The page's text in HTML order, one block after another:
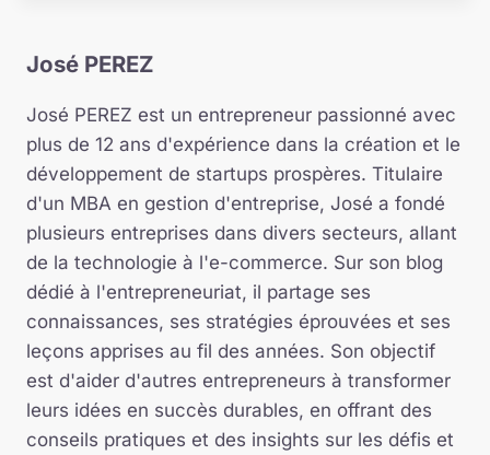
José PEREZ
José PEREZ est un entrepreneur passionné avec
plus de 12 ans d'expérience dans la création et le
développement de startups prospères. Titulaire
d'un MBA en gestion d'entreprise, José a fondé
plusieurs entreprises dans divers secteurs, allant
de la technologie à l'e-commerce. Sur son blog
dédié à l'entrepreneuriat, il partage ses
connaissances, ses stratégies éprouvées et ses
leçons apprises au fil des années. Son objectif
est d'aider d'autres entrepreneurs à transformer
leurs idées en succès durables, en offrant des
conseils pratiques et des insights sur les défis et